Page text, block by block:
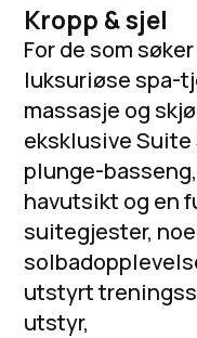
Kropp & sjel
For de som
luksuriøse spa-
massasje og
eksklusive
plunge-
havutsikt og en
suitegjester,
utstyrt
utstyr,